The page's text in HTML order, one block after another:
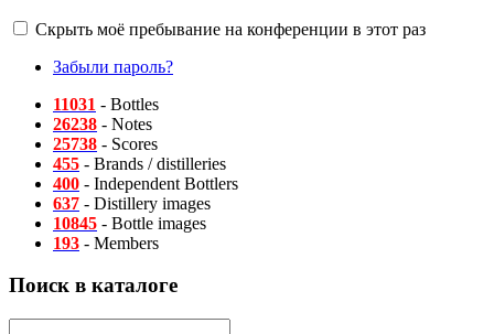
Скрыть моё пребывание на конференции в этот раз
Забыли пароль?
11031 - Bottles
26238 - Notes
25738 - Scores
455 - Brands / distilleries
400 - Independent Bottlers
637 - Distillery images
10845 - Bottle images
193 - Members
Поиск в каталоге